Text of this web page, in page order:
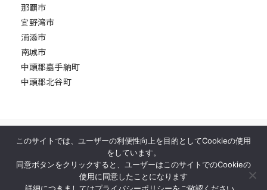
那覇市
宜野湾市
浦添市
南城市
中頭郡嘉手納町
中頭郡北谷町
ホーム 物件紹介
居抜き物件とは？
お問い合わせ
このサイトでは、ユーザーの利便性向上を目的としてCookieの使用
をしています。
同意ボタンをクリックすると、ユーザーはこのサイトでのCookieの
使用に同意したことになります